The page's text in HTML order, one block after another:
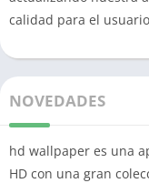
calidad para el
NOVEDADES
hd wallpaper es una
HD con una gran